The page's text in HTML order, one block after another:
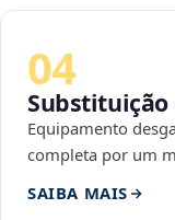
04
Equipamento
completa por um
SAIBA MAIS